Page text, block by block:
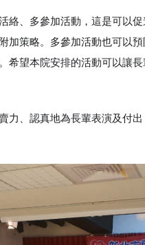
絡、多參加活動，這是可以
加策略。多參加活動也可以
希望本院安排的活動可以讓
力、認真地為長輩表演及付